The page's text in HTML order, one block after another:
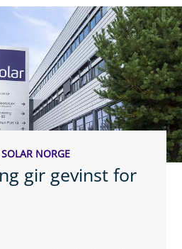
SOLAR NORGE
gir gevinst for